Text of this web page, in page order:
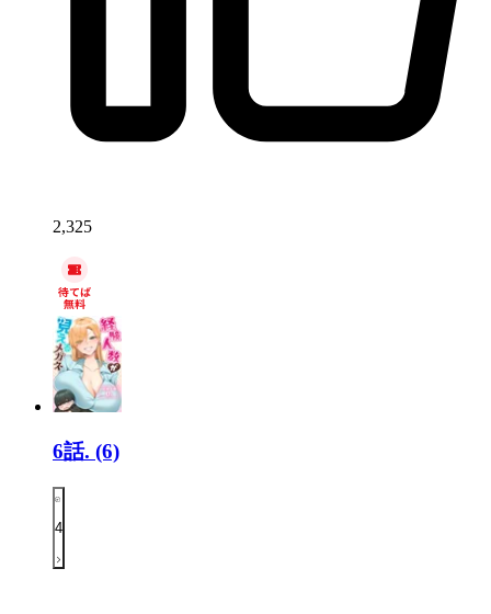
2,325
6話. (6)
4